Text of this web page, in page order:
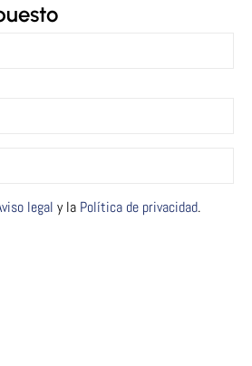
legal y la Política de privacidad.